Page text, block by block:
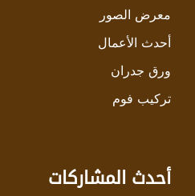
معرض الصور
أحدث الأعمال
ورق جدران
تركيب فوم
أحدث المشاركات